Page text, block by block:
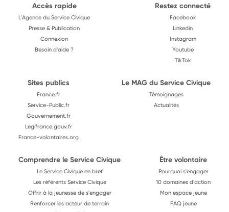
Accès rapide
L'Agence du Service Civique
Presse & Publication
Connexion
Besoin d'aide ?
Restez connecté
Facebook
Linkedin
Instagram
Youtube
TikTok
Sites publics
France.fr
Service-Public.fr
Gouvernement.fr
Legifrance.gouv.fr
France-volontaires.org
Le MAG du Service Civique
Témoignages
Actualités
Comprendre le Service Civique
Le Service Civique en bref
Les référents Service Civique
Offrir à la jeunesse de s'engager
Renforcer les acteur de terrain
Être volontaire
Pourquoi s'engager
10 domaines d'action
Mon espace jeune
FAQ jeune